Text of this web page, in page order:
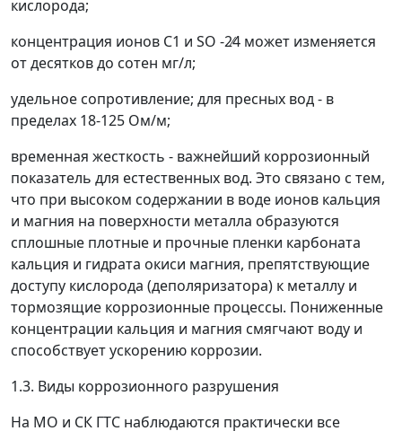
кислорода;
концентрация ионов С1 и SO -24 может изменяется
от десятков до сотен мг/л;
удельное сопротивление; для пресных вод - в
пределах 18-125 Ом/м;
временная жесткость - важнейший коррозионный
показатель для естественных вод. Это связано с тем,
что при высоком содержании в воде ионов кальция
и магния на поверхности металла образуются
сплошные плотные и прочные пленки карбоната
кальция и гидрата окиси магния, препятствующие
доступу кислорода (деполяризатора) к металлу и
тормозящие коррозионные процессы. Пониженные
концентрации кальция и магния смягчают воду и
способствует ускорению коррозии.
1.3. Виды коррозионного разрушения
На МО и СК ГТС наблюдаются практически все